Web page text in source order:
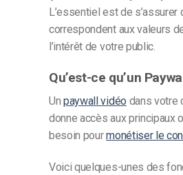
L’essentiel est de
correspondent aux valeurs
l’intérêt de votre public.
Qu’est-ce qu’un
Unpaywall vidéo dans votre
donne accès aux principaux
besoin pourmonétiser le
Voici quelques-unes des